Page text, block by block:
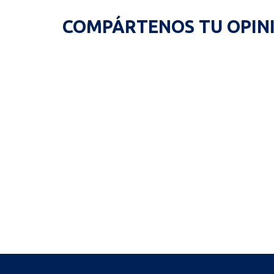
COMPÁRTENOS TU